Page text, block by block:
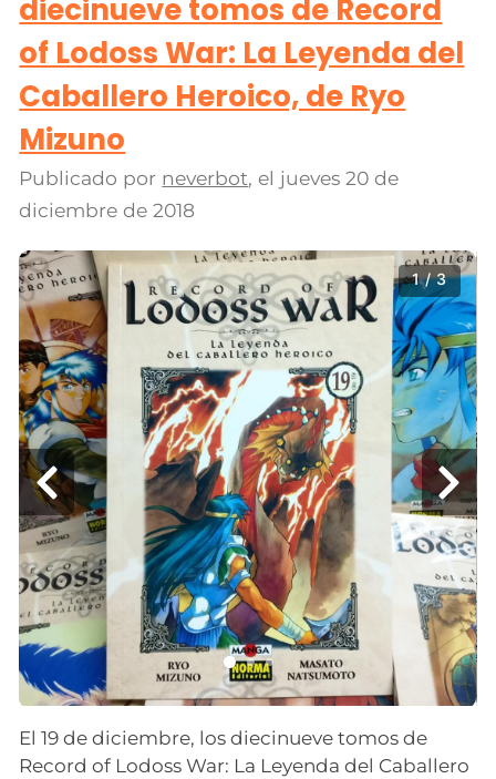
diecinueve tomos de Record
of Lodoss War: La Leyenda del
Caballero Heroico, de Ryo
Mizuno
Publicado por neverbot, el jueves 20 de
diciembre de 2018
1 / 3
El 19 de diciembre, los diecinueve tomos de
Record of Lodoss War: La Leyenda del Caballero